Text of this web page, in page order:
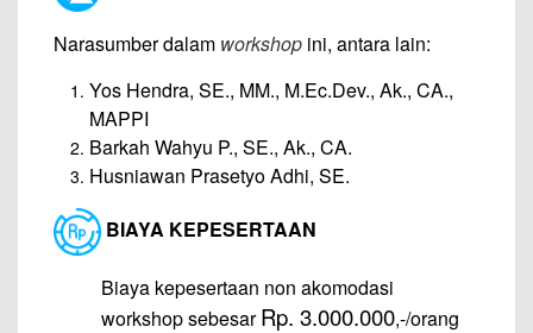
Narasumber dalam workshop ini, antara lain:
Yos Hendra, SE., MM., M.Ec.Dev., Ak., CA.,
MAPPI
Barkah Wahyu P., SE., Ak., CA.
Husniawan Prasetyo Adhi, SE.
BIAYA KEPESERTAAN
Biaya kepesertaan non akomodasi
workshop sebesarRp. 3.000.000,-/orang